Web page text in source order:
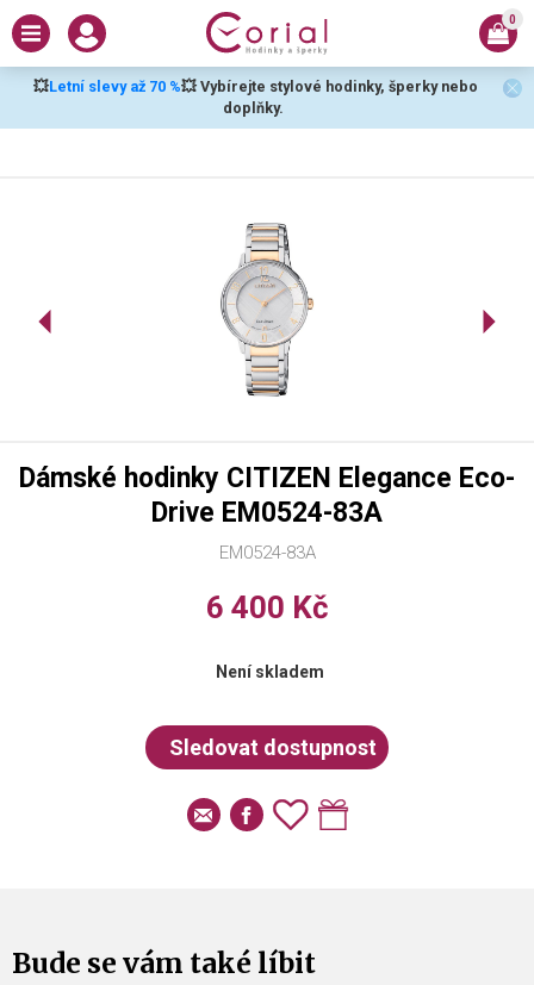
💥Letní slevy až 70 %💥 Vybírejte stylové hodinky, šperky nebo
doplňky.
0
EM0524-83A
Dámské hodinky CITIZEN Elegance Eco-
Drive EM0524-83A
6 400 Kč
Není skladem
Bude se vám také líbit